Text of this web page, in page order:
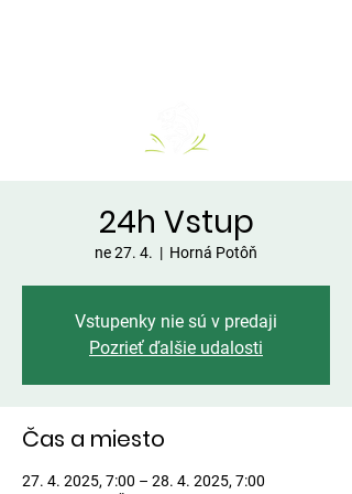
24h Vstup
ne 27. 4.
  |
Horná Potôň
Vstupenky nie sú v predaji
Pozrieť ďalšie udalosti
Čas a miesto
27. 4. 2025, 7:00 – 28. 4. 2025, 7:00